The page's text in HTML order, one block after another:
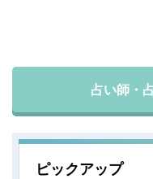
占い師・
ピックアップ